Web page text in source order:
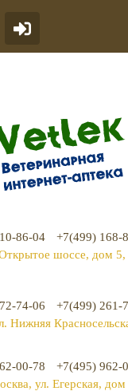
86-04
+7(499) 168-
шоссе, дом 5,
74-06
+7(499) 261-
Нижняя
00-78
+7(495) 962-
ул. Егерская, дом